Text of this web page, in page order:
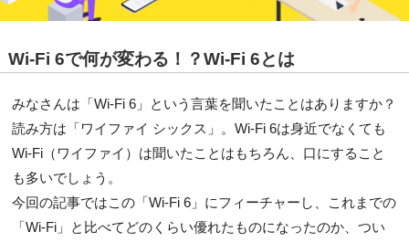
Wi-Fi 6で何が変わる！？Wi-Fi 6とは
みなさんは「Wi-Fi 6」という言葉を聞いたことはありますか？
読み方は「ワイファイ シックス」。Wi-Fi 6は身近でなくても
Wi-Fi（ワイファイ）は聞いたことはもちろん、口にすること
も多いでしょう。
今回の記事ではこの「Wi-Fi 6」にフィーチャーし、これまでの
「Wi-Fi」と比べてどのくらい優れたものになったのか、つい